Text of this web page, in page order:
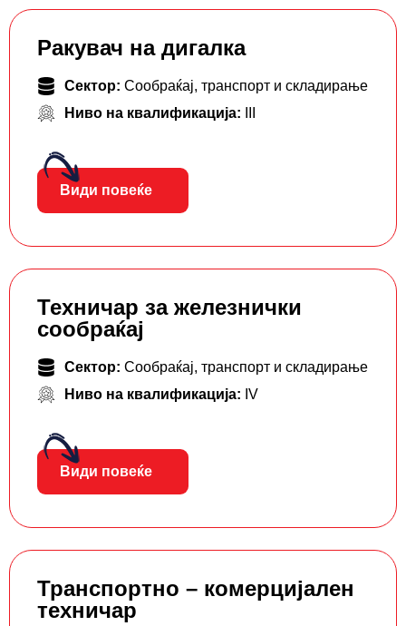
Ракувач на дигалка
Сектор: Сообраќај, транспорт и складирање
Ниво на квалификација:
Види повеќе
Техничар за железнички
сообраќај
Сектор: Сообраќај, транспорт и складирање
Ниво на квалификација: IV
Види повеќе
Транспортно – комерцијален
техничар